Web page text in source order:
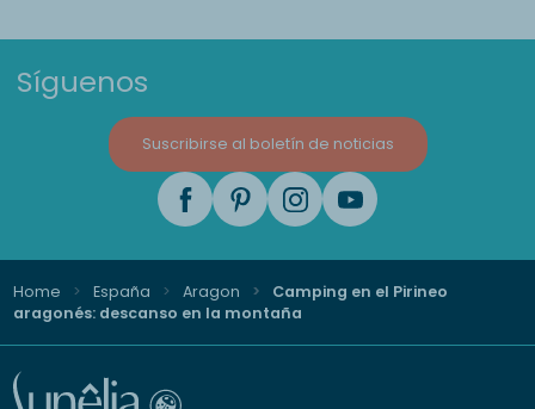
Síguenos
Suscribirse al boletín de noticias
Home España Aragon
Camping en el Pirineo
aragonés: descanso en la montaña